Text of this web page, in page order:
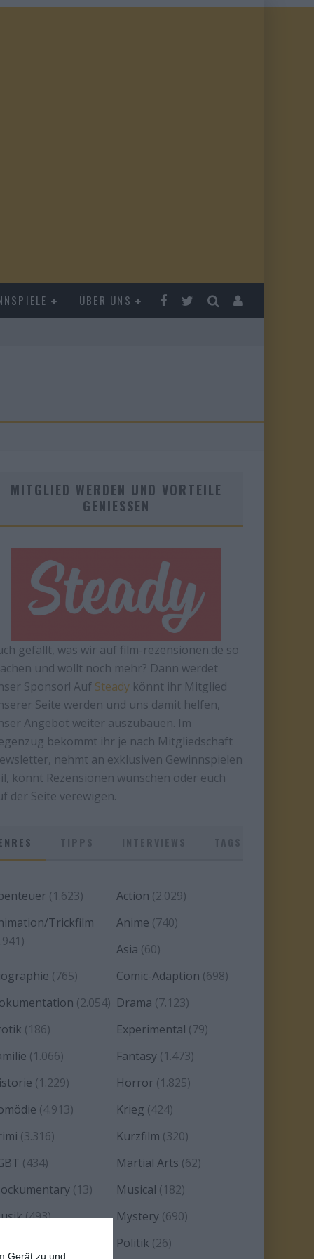
Gerät zu und
ÜBER UNS
MITGLIED WERDEN UND VORTEILE
GENIESSEN
gefällt, was wir auf film-rezensionen.de so
und wollt noch mehr? Dann werdet
Sponsor! Auf Steady könnt ihr Mitglied
Seite werden und uns damit helfen,
Angebot weiter auszubauen. Im
bekommt ihr je nach Mitgliedschaft
nehmt an exklusiven Gewinnspielen
könnt Rezensionen wünschen oder euch
der Seite verewigen.
(1.623) Action (2.029)
Trickfilm
Anime (740)
Asia (60)
(765) Comic-Adaption (698)
(2.054) Drama (7.123)
(186) Experimental (79)
(1.066) Fantasy (1.473)
(1.229) Horror (1.825)
(4.913) Krieg (424)
(3.316) Kurzfilm (320)
(434) Martial Arts (62)
(13) Musical (182)
(493) Mystery (690)
Politik (26)